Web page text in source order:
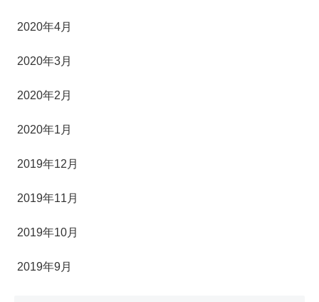
2020年4月
2020年3月
2020年2月
2020年1月
2019年12月
2019年11月
2019年10月
2019年9月